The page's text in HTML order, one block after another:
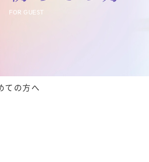
FOR GUEST
ての方へ